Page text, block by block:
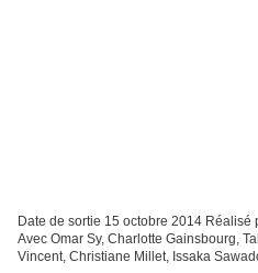
Date de sortie 15 octobre 2014 Réalisé
Avec Omar Sy, Charlotte Gainsbourg,
Vincent, Christiane Millet, Issaka